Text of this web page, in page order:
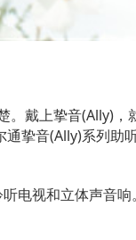
上挚音(Ally)，
挚音(Ally)系列助
电视和立体声音响。